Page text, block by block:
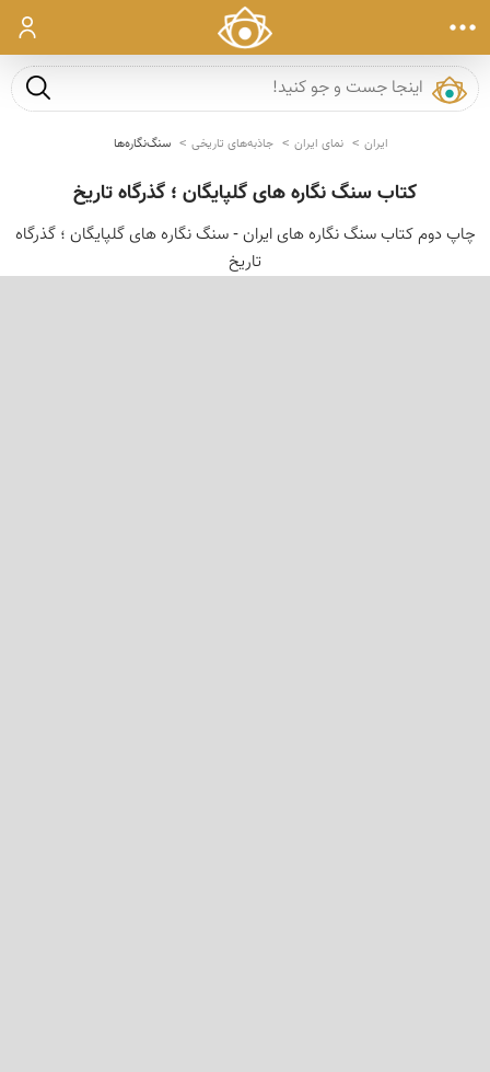
ورود
جست و
ایران نمای ایران جاذبه‌های تاریخی سنگ‌نگاره‌ها
کتاب سنگ نگاره های گلپایگان ؛ گذرگاه تاریخ
چاپ دوم کتاب سنگ نگاره های ایران - سنگ نگاره های گلپایگان ؛ گذرگاه
تاریخ